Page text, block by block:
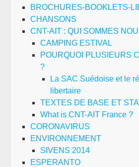
BROCHURES-BOOKLETS-
CHANSONS
CNT-AIT : QUI SOMMES
CAMPING ESTIVAL
POURQUOI PLUSIEURS
?
La SAC Suédoise et le
libertaire
TEXTES DE BASE ET
What is CNT-AIT France ?
CORONAVIRUS
ENVIRONNEMENT
SIVENS 2014
ESPERANTO